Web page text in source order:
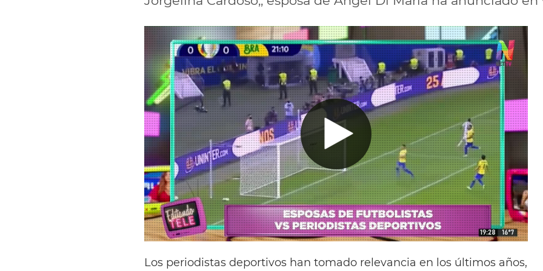
Los periodistas deportivos han tomado relevancia en los últimos años,